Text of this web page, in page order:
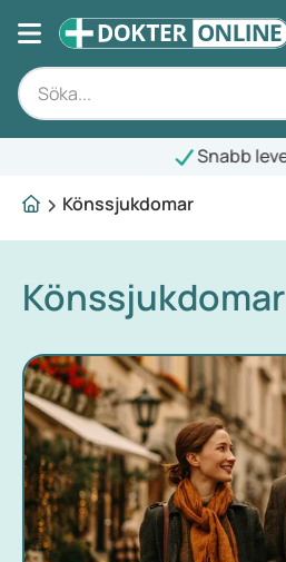
Könssjukdomar
Könssjukdomar